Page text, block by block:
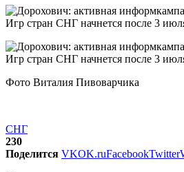
Фото Виталия Пивоварчика
СНГ
230
Поделится VKOK.ruFacebookTwitter